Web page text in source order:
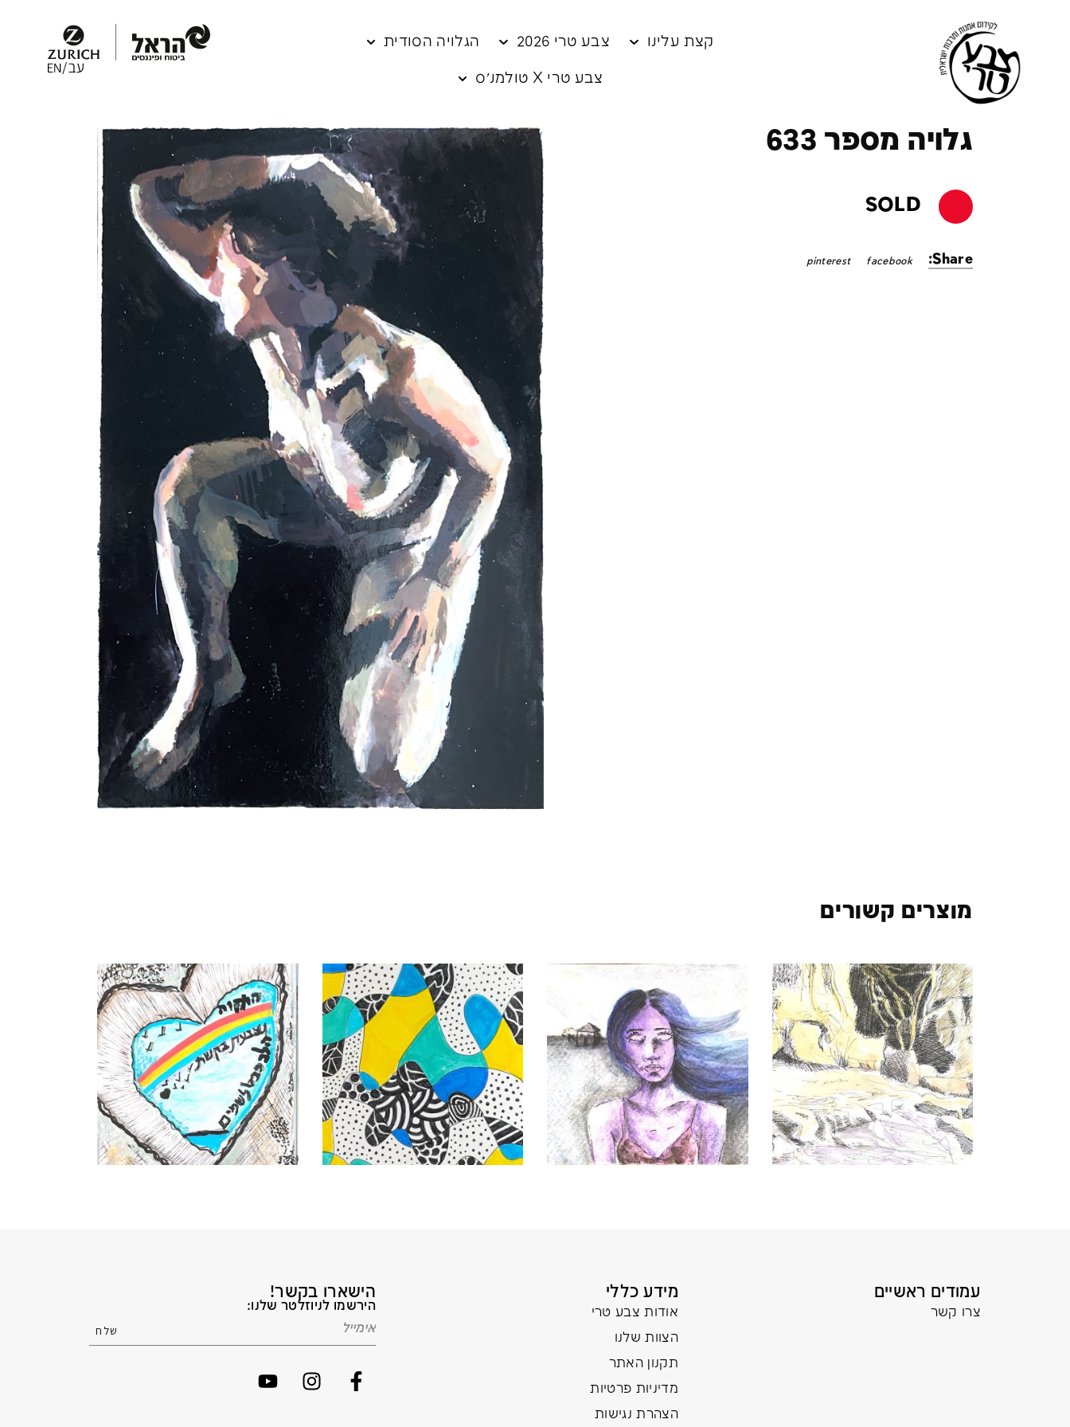
קצת עלינו צבע טרי 2026 הגלויה הסודית
צבע טרי X טולמנ׳ס
גלויה מספר 633
SOLD
Share:
facebook
pinterest
מוצרים קשורים
עמודים ראשיים
צרו קשר
מידע כללי
אודות צבע טרי
הצוות שלנו
תקנון האתר
מדיניות פרטיות
הצהרת נגישות
הישארו בקשר!
הירשמו לניוזלטר שלנו: